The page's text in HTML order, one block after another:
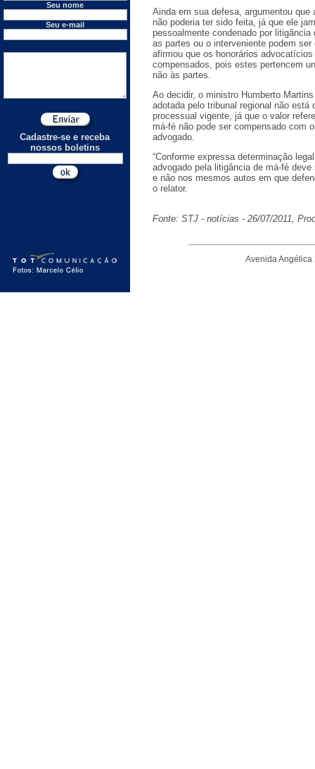
Seu nome
Seu e-mail
Cadastre-se e receba
nossos boletins
Ainda em sua defesa, argumentou
não poderia ter sido feita, já que ele
pessoalmente condenado por
as partes ou o interveniente podem
afirmou que os honorários
compensados, pois estes pertencem
não às partes.
Ao decidir, o ministro Humberto
adotada pelo tribunal regional não está
processual vigente, já que o valor
má-fé não pode ser compensado com
advogado.
“Conforme expressa determinação
advogado pela litigância de má-fé
e não nos mesmos autos em que
o relator.
Fonte: STJ - notícias - 26/07/2011,
Avenida Angélica